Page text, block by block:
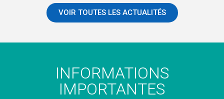
VOIR TOUTES LES ACTUALITÉS
INFORMATIONS
IMPORTANTES